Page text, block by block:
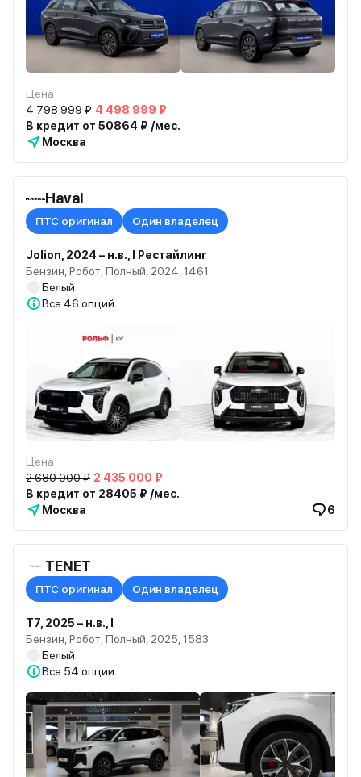
Цена
4 798 999 ₽ 4 498 999 ₽
В кредит от 50864 ₽ /мес.
Москва
Haval
ПТС оригинал Один владелец
Jolion, 2024 – н.в., I Рестайлинг
Бензин, Робот, Полный, 2024, 1461
Белый
Все 46 опций
Цена
2 680 000 ₽ 2 435 000 ₽
В кредит от 28405 ₽ /мес.
Москва
6
TENET
ПТС оригинал Один владелец
T7, 2025 – н.в., I
Бензин, Робот, Полный, 2025, 1583
Белый
Все 54 опции